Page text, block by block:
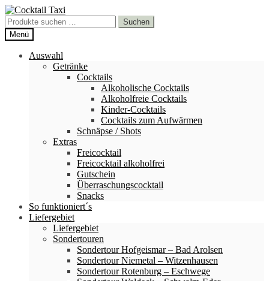
Zur
Navigation
springen
Zum
Inhalt
springen
Suchen
nach:
Suchen
Menü
Auswahl
Getränke
Cocktails
Alkoholische Cocktails
Alkoholfreie Cocktails
Kinder-Cocktails
Cocktails zum Aufwärmen
Schnäpse / Shots
Extras
Freicocktail
Freicocktail alkoholfrei
Gutschein
Überraschungscocktail
Snacks
So funktioniert´s
Liefergebiet
Liefergebiet
Sondertouren
Sondertour Hofgeismar – Bad Arolsen
Sondertour Niemetal – Witzenhausen
Sondertour Rotenburg – Eschwege